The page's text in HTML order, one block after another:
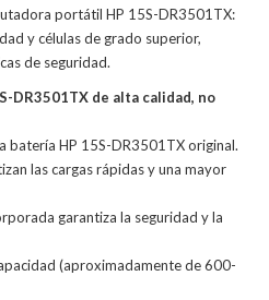
portátil HP 15S-DR3501TX:
y células de grado superior,
de seguridad.
DR3501TX de alta calidad, no
batería HP 15S-DR3501TX original.
las cargas rápidas y una mayor
garantiza la seguridad y la
(aproximadamente de 600-